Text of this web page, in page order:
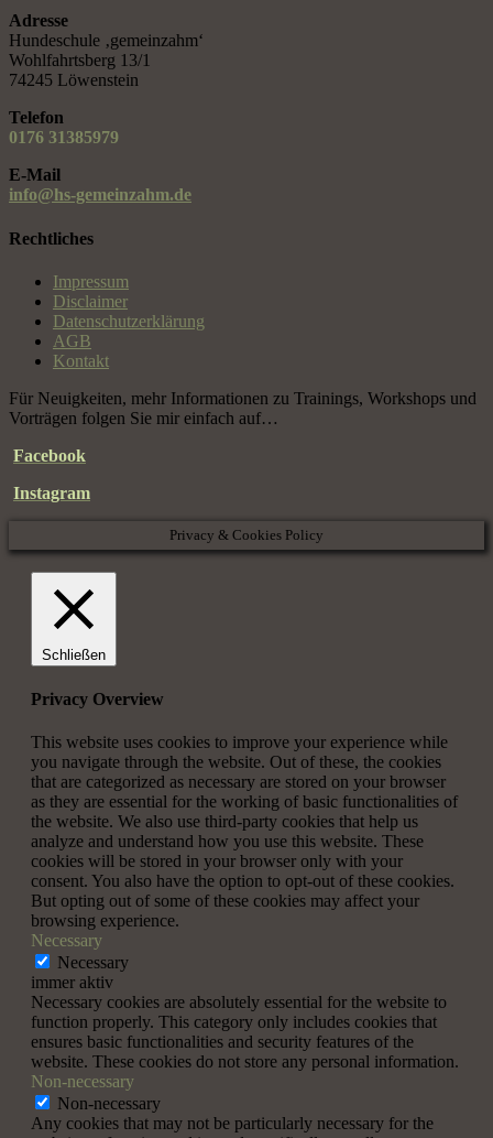
Adresse
Hundeschule ‚gemeinzahm‘
Wohlfahrtsberg 13/1
74245 Löwenstein
Telefon
0176 31385979
E-Mail
info@hs-gemeinzahm.de
Rechtliches
Impressum
Disclaimer
Datenschutzerklärung
AGB
Kontakt
Für Neuigkeiten, mehr Informationen zu Trainings, Workshops und
Vorträgen folgen Sie mir einfach auf…
Facebook
Instagram
Privacy & Cookies Policy
Schließen
Privacy Overview
This website uses cookies to improve your experience while
you navigate through the website. Out of these, the cookies
that are categorized as necessary are stored on your browser
as they are essential for the working of basic functionalities of
the website. We also use third-party cookies that help us
analyze and understand how you use this website. These
cookies will be stored in your browser only with your
consent. You also have the option to opt-out of these cookies.
But opting out of some of these cookies may affect your
browsing experience.
Necessary
Necessary
immer aktiv
Necessary cookies are absolutely essential for the website to
function properly. This category only includes cookies that
ensures basic functionalities and security features of the
website. These cookies do not store any personal information.
Non-necessary
Non-necessary
Any cookies that may not be particularly necessary for the